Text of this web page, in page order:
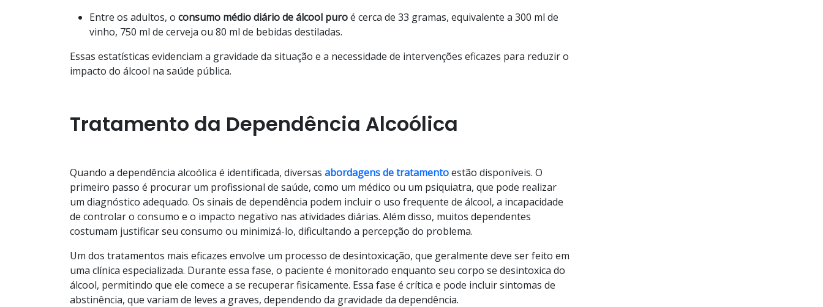
Entre os adultos, o consumo médio diário de álcool puroé cerca de 33 gramas, equivalente a 300 ml de
vinho, 750 ml de cerveja ou 80 ml de bebidas destiladas.
Essas estatísticas evidenciam a gravidade da situação e a necessidade de intervenções eficazes para reduzir o
impacto do álcool na saúde pública.
Tratamento da Dependência Alcoólica
Quando a dependência alcoólica é identificada, diversas abordagens de tratamentoestão disponíveis. O
primeiro passo é procurar um profissional de saúde, como um médico ou um psiquiatra, que pode realizar
um diagnóstico adequado. Os sinais de dependência podem incluir o uso frequente de álcool, a incapacidade
de controlar o consumo e o impacto negativo nas atividades diárias. Além disso, muitos dependentes
costumam justificar seu consumo ou minimizá-lo, dificultando a percepção do problema.
Um dos tratamentos mais eficazes envolve um processo de desintoxicação, que geralmente deve ser feito em
uma clínica especializada. Durante essa fase, o paciente é monitorado enquanto seu corpo se desintoxica do
álcool, permitindo que ele comece a se recuperar fisicamente. Essa fase é crítica e pode incluir sintomas de
abstinência, que variam de leves a graves, dependendo da gravidade da dependência.